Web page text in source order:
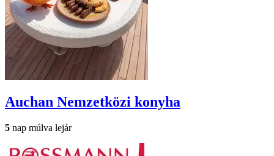
Auchan Nemzetközi konyha
5 nap múlva lejár